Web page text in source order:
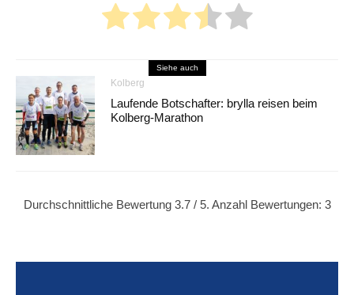
Siehe auch
Kolberg
Laufende Botschafter: brylla reisen beim
Kolberg-Marathon
Durchschnittliche Bewertung 3.7/ 5. Anzahl Bewertungen: 3